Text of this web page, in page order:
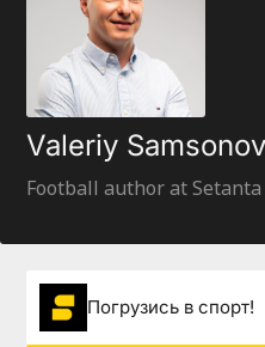
Valeriy Samsonov
Football author at
Погрузиcь в спорт!